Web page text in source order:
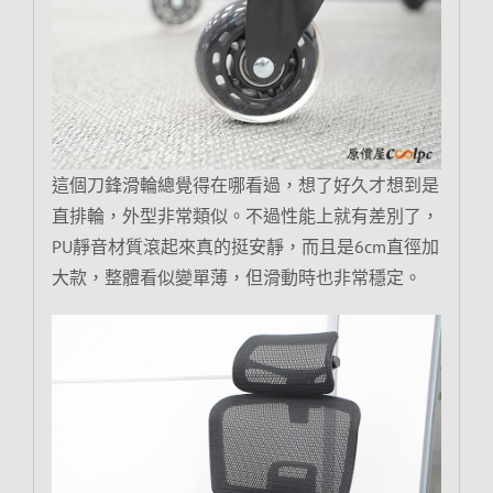
這個刀鋒滑輪總覺得在哪看過，想了好久才想到是
直排輪，外型非常類似。不過性能上就有差別了，
PU靜音材質滾起來真的挺安靜，而且是6cm直徑加
大款，整體看似變單薄，但滑動時也非常穩定。